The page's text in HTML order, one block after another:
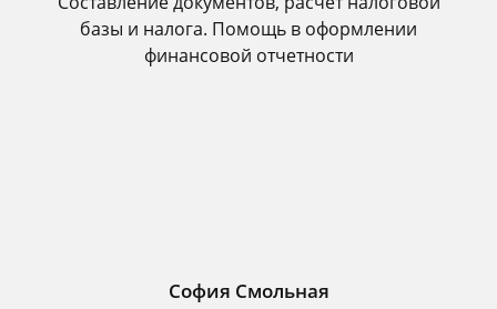
базы и налога. Помощь в оформлении
финансовой отчетности
София Смольная